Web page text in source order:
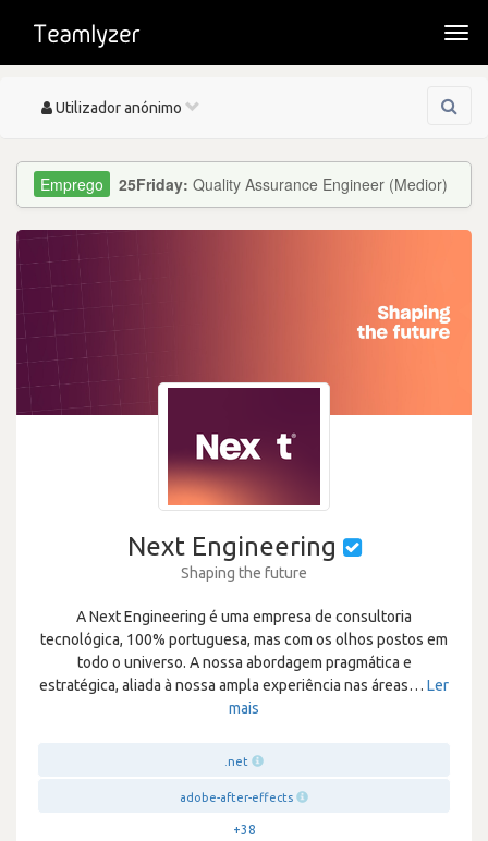
Toggle
Utilizador anónimo
25Friday: Quality Assurance Engineer (Medior)
Next Engineering
Shaping the future
A Next Engineering é uma empresa de consultoria
tecnológica, 100% portuguesa, mas com os olhos postos em
todo o universo. A nossa abordagem pragmática e
estratégica, aliada à nossa ampla experiência nas áreas… Ler
mais
.net
adobe-after-effects
+38